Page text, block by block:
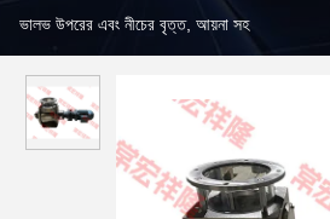
ভালভ উপরের এবং নীচের বৃত্ত, আয়না সহ